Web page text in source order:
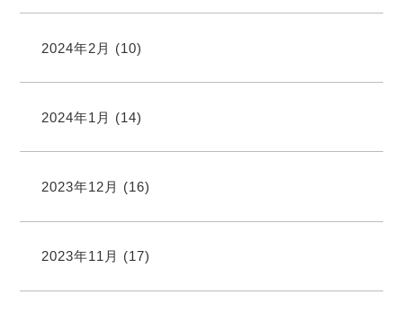
2024年2月 (10)
2024年1月 (14)
2023年12月 (16)
2023年11月 (17)